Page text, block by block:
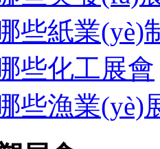
些紙業(yè)
些化工展會
些漁業(yè)